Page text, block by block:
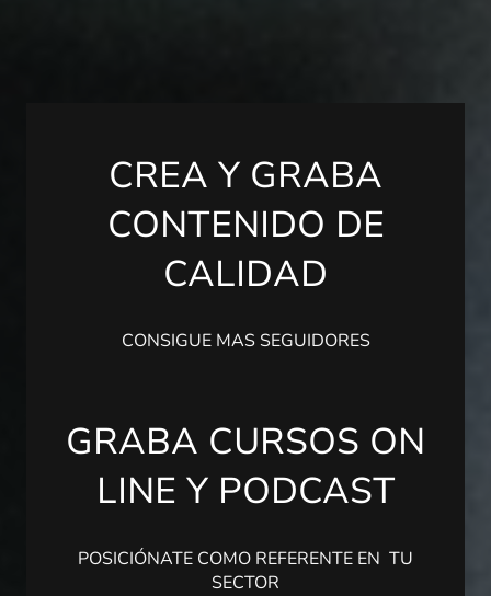
CREA Y GRABA
CONTENIDO DE
CALIDAD
CONSIGUE MAS SEGUIDORES
GRABA CURSOS ON
LINE Y PODCAST
POSICIÓNATE COMO REFERENTE EN TU
SECTOR